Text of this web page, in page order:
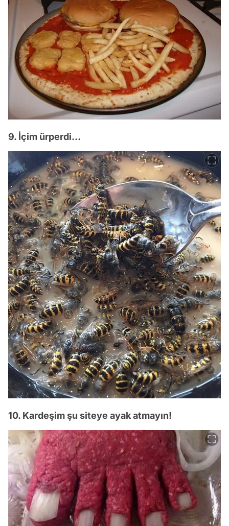
9. İçim ürperdi...
10. Kardeşim şu siteye ayak atmayın!